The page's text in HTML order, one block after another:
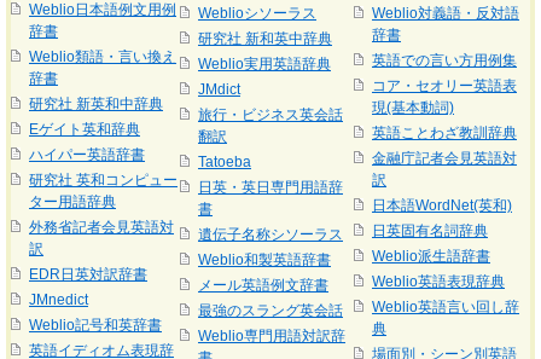
Weblio日本語例文用例
辞書
Weblio類語・言い換え
辞書
研究社 新英和中辞典
Eゲイト英和辞典
ハイパー英語辞書
研究社 英和コンピュー
ター用語辞典
外務省記者会見英語対
訳
EDR日英対訳辞書
JMnedict
Weblio記号和英辞書
英語イディオム表現辞
Weblioシソーラス
研究社 新和英中辞典
Weblio実用英語辞典
JMdict
旅行・ビジネス英会話
翻訳
Tatoeba
日英・英日専門用語辞
書
遺伝子名称シソーラス
Weblio和製英語辞書
メール英語例文辞書
最強のスラング英会話
Weblio専門用語対訳辞
Weblio対義語・反対語
辞書
英語での言い方用例集
コア・セオリー英語表
現(基本動詞)
英語ことわざ教訓辞典
金融庁記者会見英語対
訳
日本語WordNet(英和)
日英固有名詞辞典
Weblio派生語辞書
Weblio英語表現辞典
Weblio英語言い回し辞
典
場面別・シーン別英語